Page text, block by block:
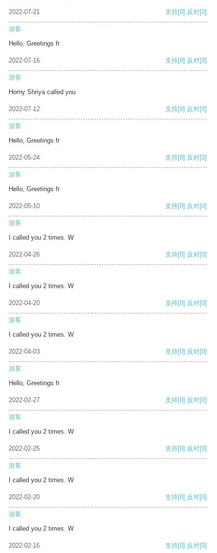
2022-07-21 支持[0] 反对[0]
游客
Hello, Greetings fr
2022-07-16 支持[0] 反对[0]
游客
Horny Shriya called you
2022-07-12 支持[0] 反对[0]
游客
Hello, Greetings fr
2022-05-24 支持[0] 反对[0]
游客
Hello, Greetings fr
2022-05-10 支持[0] 反对[0]
游客
I called you 2 times. W
2022-04-26 支持[0] 反对[0]
游客
I called you 2 times. W
2022-04-20 支持[0] 反对[0]
游客
I called you 2 times. W
2022-04-03 支持[0] 反对[0]
游客
Hello, Greetings fr
2022-02-27 支持[0] 反对[0]
游客
I called you 2 times. W
2022-02-25 支持[0] 反对[0]
游客
I called you 2 times. W
2022-02-20 支持[0] 反对[0]
游客
I called you 2 times. W
2022-02-16 支持[0] 反对[0]